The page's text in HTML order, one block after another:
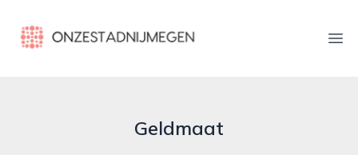
onzestadnijmegen.nl
Geldmaat